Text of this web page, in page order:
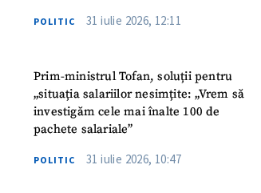
POLITIC 31 iulie 2026, 12:11
Prim-ministrul Tofan, soluții pentru
„situația salariilor nesimțite: „Vrem să
investigăm cele mai înalte 100 de
pachete salariale”
POLITIC 31 iulie 2026, 10:47